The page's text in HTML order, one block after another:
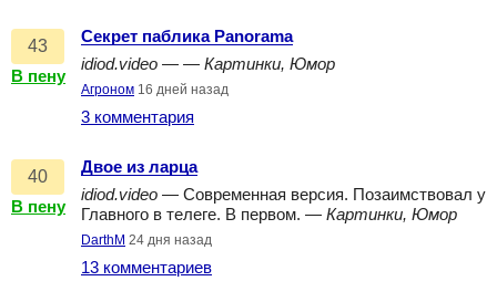
43
В пену
Секрет паблика Panorama
idiod.video — — Картинки, Юмор
Агроном 16 дней назад
3 комментария
40
В пену
Двое из ларца
idiod.video — Современная версия. Позаимствовал у
Главного в телеге. В первом. — Картинки, Юмор
DarthM 24 дня назад
13 комментариев